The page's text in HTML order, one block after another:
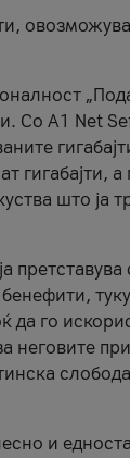
Со A1 Net
а
што ја
го
неговите
и